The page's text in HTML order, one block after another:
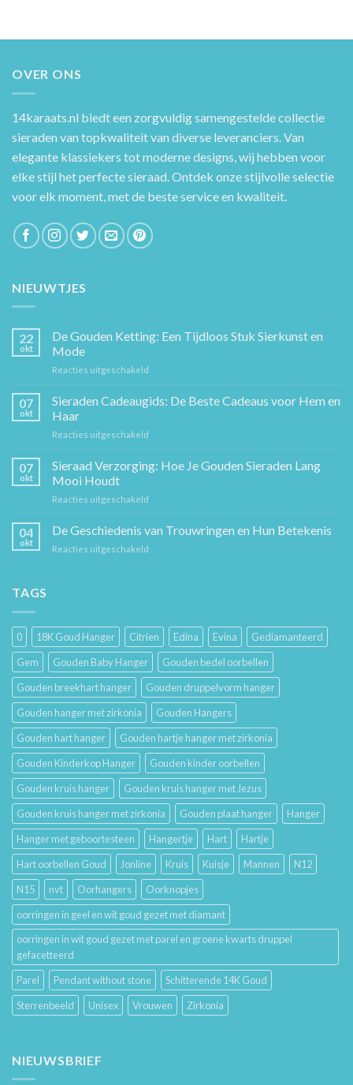
OVER ONS
14karaats.nl biedt een zorgvuldig samengestelde collectie
sieraden van topkwaliteit van diverse leveranciers. Van
elegante klassiekers tot moderne designs, wij hebben voor
elke stijl het perfecte sieraad. Ontdek onze stijlvolle selectie
voor elk moment, met de beste service en kwaliteit.
NIEUWTJES
22
okt
De Gouden Ketting: Een Tijdloos Stuk Sierkunst en
Mode
Reacties uitgeschakeld
Gouden
Sierkunst
07
okt
Sieraden Cadeaugids: De Beste Cadeaus voor Hem en
Haar
Reacties uitgeschakeld
Cadeaugids:
De
Hem
07
okt
Sieraad Verzorging: Hoe Je Gouden Sieraden Lang
Mooi Houdt
Reacties uitgeschakeld
Verzorging:
04
okt
De Geschiedenis van Trouwringen en Hun Betekenis
Reacties uitgeschakeld
Hun
Betekenis
TAGS
0 18K Goud Hanger Citrien Edina Evina
Gediamanteerd
Gem
Gouden Baby Hanger
Gouden bedel oorbellen
Gouden breekhart hanger
Gouden druppelvorm hanger
Gouden hanger met zirkonia
Gouden Hangers
Gouden hart hanger
Gouden hartje hanger met zirkonia
Gouden Kinderkop Hanger
Gouden kinder oorbellen
Gouden kruis hanger
Gouden kruis hanger met Jezus
Gouden kruis hanger met zirkonia
Gouden plaat hanger
Hanger
Hanger met geboortesteen
Hangertje Hart
Hartje
Hart oorbellen Goud
Jonline Kruis Kuisje Mannen
N12
N15
nvt Oorhangers
Oorknopjes
oorringen in geel en wit goud gezet met diamant
oorringen in wit goud gezet met parel en groene kwarts druppel
gefacetteerd
Parel
Pendant without stone
Schitterende 14K Goud
Sterrenbeeld
Unisex Vrouwen Zirkonia
NIEUWSBRIEF